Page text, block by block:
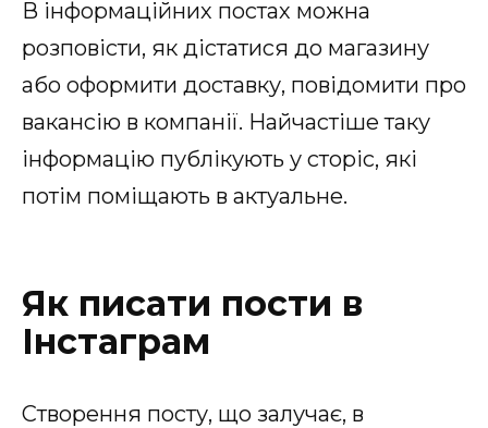
В інформаційних постах можна
розповісти, як дістатися до магазину
або оформити доставку, повідомити про
вакансію в компанії. Найчастіше таку
інформацію публікують у сторіс, які
потім поміщають в актуальне.
Як писати пости в
Інстаграм
Створення посту, що залучає, в